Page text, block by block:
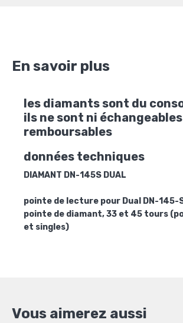
En savoir plus
les diamants sont du
ils ne sont ni
remboursables
données techniques
DIAMANT DN-145S DUAL
pointe de lecture pour Dual DN-145-
pointe de diamant, 33 et 45 tours
et singles)
Vous aimerez aussi